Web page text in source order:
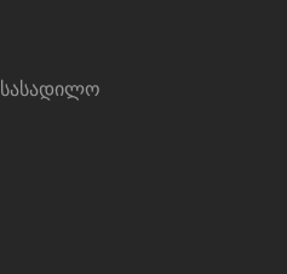
სასადილო